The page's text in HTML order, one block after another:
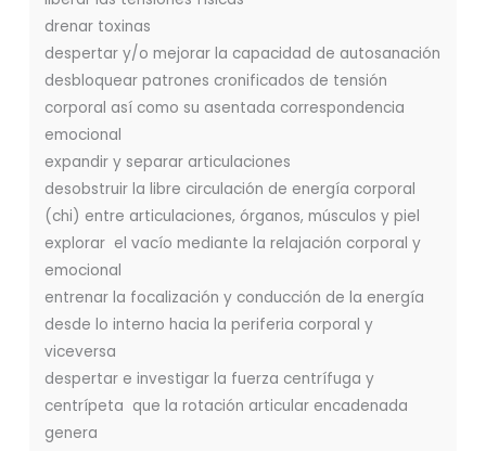
drenar toxinas
despertar y/o mejorar la capacidad de autosanación
desbloquear patrones cronificados de tensión
corporal así como su asentada correspondencia
emocional
expandir y separar articulaciones
desobstruir la libre circulación de energía corporal
(chi) entre articulaciones, órganos, músculos y piel
explorar el vacío mediante la relajación corporal y
emocional
entrenar la focalización y conducción de la energía
desde lo interno hacia la periferia corporal y
viceversa
despertar e investigar la fuerza centrífuga y
centrípeta que la rotación articular encadenada
genera